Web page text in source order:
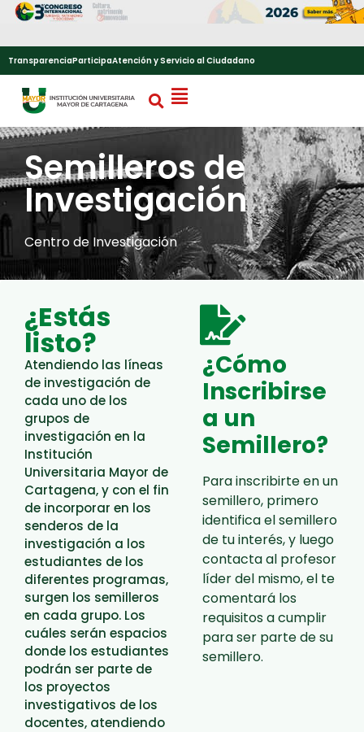
TransparenciaParticipaAtención y Servicio al Ciudadano
Semilleros de
Investigación
Centro de Investigación
¿Estás
listo?
Atendiendo las líneas
de investigación de
cada uno de los
grupos de
investigación en la
Institución
Universitaria Mayor de
Cartagena, y con el fin
de incorporar en los
senderos de la
investigación a los
estudiantes de los
diferentes programas,
surgen los semilleros
en cada grupo. Los
cuáles serán espacios
donde los estudiantes
podrán ser parte de
los proyectos
investigativos de los
docentes, atendiendo
¿Cómo
Inscribirse
a un
Semillero?
Para inscribirte en un
semillero, primero
identifica el semillero
de tu interés, y luego
contacta al profesor
líder del mismo, el te
comentará los
requisitos a cumplir
para ser parte de su
semillero.